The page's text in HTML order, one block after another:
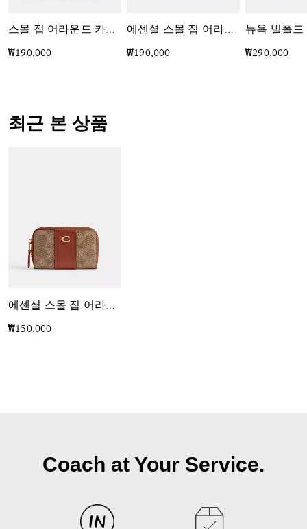
스몰 집 어라운드 카드 케이스 위드 필로우 퀼팅
₩190,000
에센셜 스몰 집 어라운드 카드 케이스 인 리제너러티브 코튼 데님 위드 퀼팅
₩190,000
뉴욕 빌폴드
₩290,000
최근 본 상품
에센셜 스몰 집 어라운드 카드 케이스 인 시그니처 캔버스
₩150,000
Coach at Your Service.